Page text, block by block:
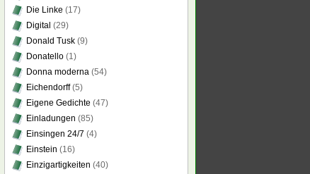
Die Linke (17)
Digital (29)
Donald Tusk (9)
Donatello (1)
Donna moderna (54)
Eichendorff(5)
Eigene Gedichte (47)
Einladungen (85)
Einsingen 24/7 (4)
Einstein (16)
Einzigartigkeiten (40)